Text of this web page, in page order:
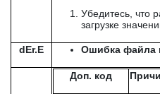
Убедитесь, что
загрузке
dEr.E Ошибка файла
Доп. код